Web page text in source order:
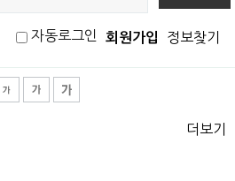
자동로그인 회원가입 정보찾기
더보기